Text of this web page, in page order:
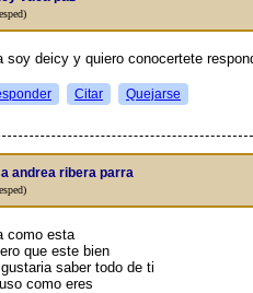
soy deicy y quiero conocertete
Citar Quejarse
andrea ribera parra
como esta
que este bien
saber todo de ti
como eres